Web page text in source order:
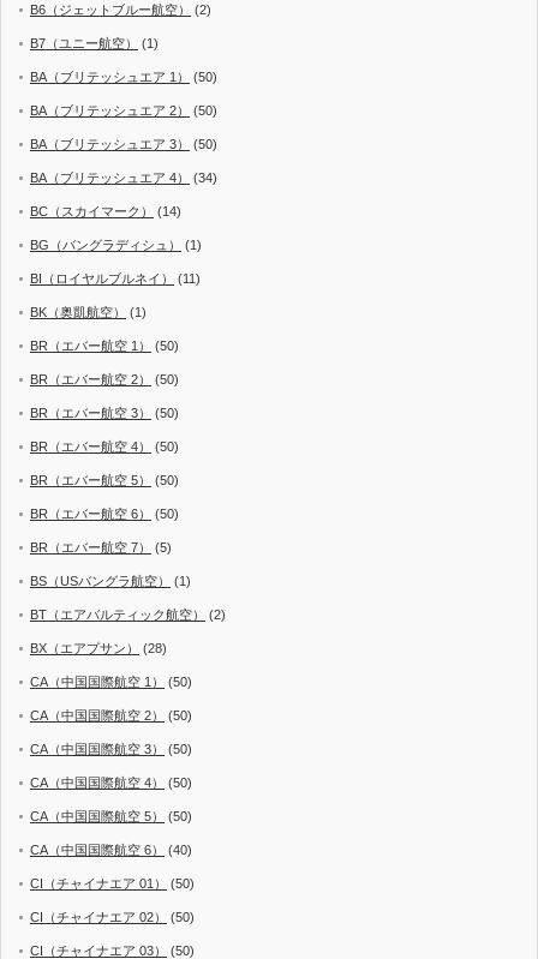
B6（ジェットブルー航空） (2)
B7（ユニー航空） (1)
BA（ブリテッシュエア 1） (50)
BA（ブリテッシュエア 2） (50)
BA（ブリテッシュエア 3） (50)
BA（ブリテッシュエア 4） (34)
BC（スカイマーク） (14)
BG（バングラディシュ） (1)
BI（ロイヤルブルネイ） (11)
BK（奥凱航空） (1)
BR（エバー航空 1） (50)
BR（エバー航空 2） (50)
BR（エバー航空 3） (50)
BR（エバー航空 4） (50)
BR（エバー航空 5） (50)
BR（エバー航空 6） (50)
BR（エバー航空 7） (5)
BS（USバングラ航空） (1)
BT（エアバルティック航空） (2)
BX（エアプサン） (28)
CA（中国国際航空 1） (50)
CA（中国国際航空 2） (50)
CA（中国国際航空 3） (50)
CA（中国国際航空 4） (50)
CA（中国国際航空 5） (50)
CA（中国国際航空 6） (40)
CI（チャイナエア 01） (50)
CI（チャイナエア 02） (50)
CI（チャイナエア 03） (50)